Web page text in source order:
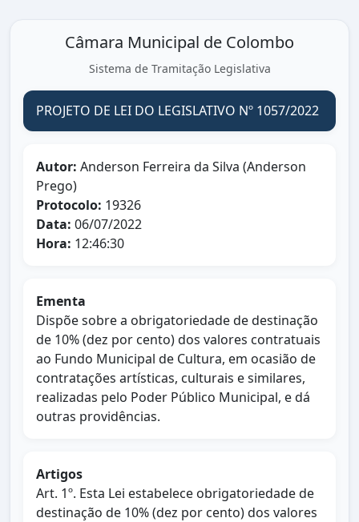
Câmara Municipal de Colombo
Sistema de Tramitação Legislativa
PROJETO DE LEI DO LEGISLATIVO Nº 1057/2022
Autor: Anderson Ferreira da Silva (Anderson
Prego)
Protocolo: 19326
Data: 06/07/2022
Hora: 12:46:30
Ementa
Dispõe sobre a obrigatoriedade de destinação
de 10% (dez por cento) dos valores contratuais
ao Fundo Municipal de Cultura, em ocasião de
contratações artísticas, culturais e similares,
realizadas pelo Poder Público Municipal, e dá
outras providências.
Artigos
Art. 1º. Esta Lei estabelece obrigatoriedade de
destinação de 10% (dez por cento) dos valores